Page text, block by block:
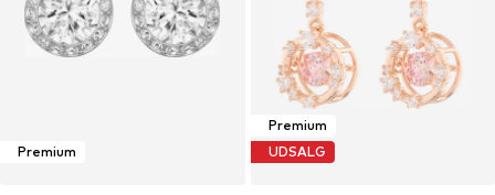
Premium
Premium
UDSALG